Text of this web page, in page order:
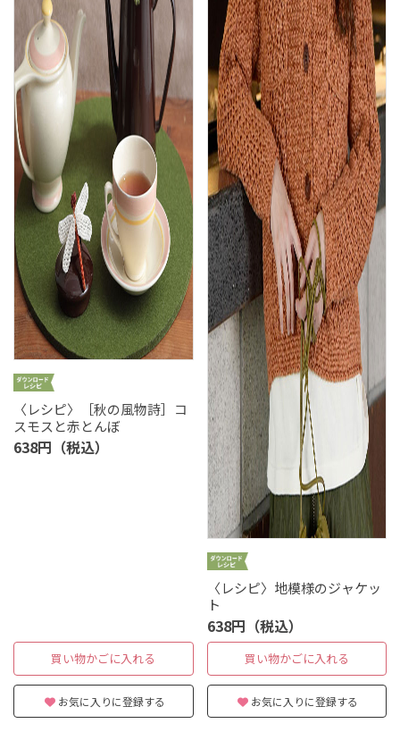
〈レシピ〉［秋の風物詩］コ
スモスと赤とんぼ
638円（税込）
買い物かごに入れる
お気に入りに登録する
〈レシピ〉地模様のジャケッ
ト
638円（税込）
買い物かごに入れる
お気に入りに登録する